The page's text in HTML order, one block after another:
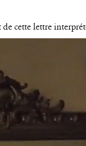
cette lettre